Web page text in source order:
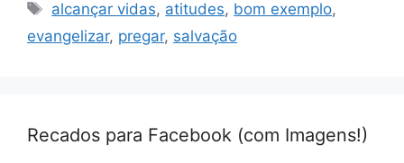
Tags
alcançar vidas, atitudes, bom exemplo,
evangelizar, pregar, salvação
Recados para Facebook (com Imagens!)